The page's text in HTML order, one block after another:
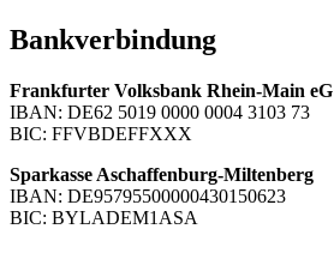
Bankverbindung
Frankfurter Volksbank Rhein-Main eG
IBAN: DE62 5019 0000 0004 3103 73
BIC: FFVBDEFFXXX
Sparkasse Aschaffenburg-Miltenberg
IBAN: DE95795500000430150623
BIC: BYLADEM1ASA